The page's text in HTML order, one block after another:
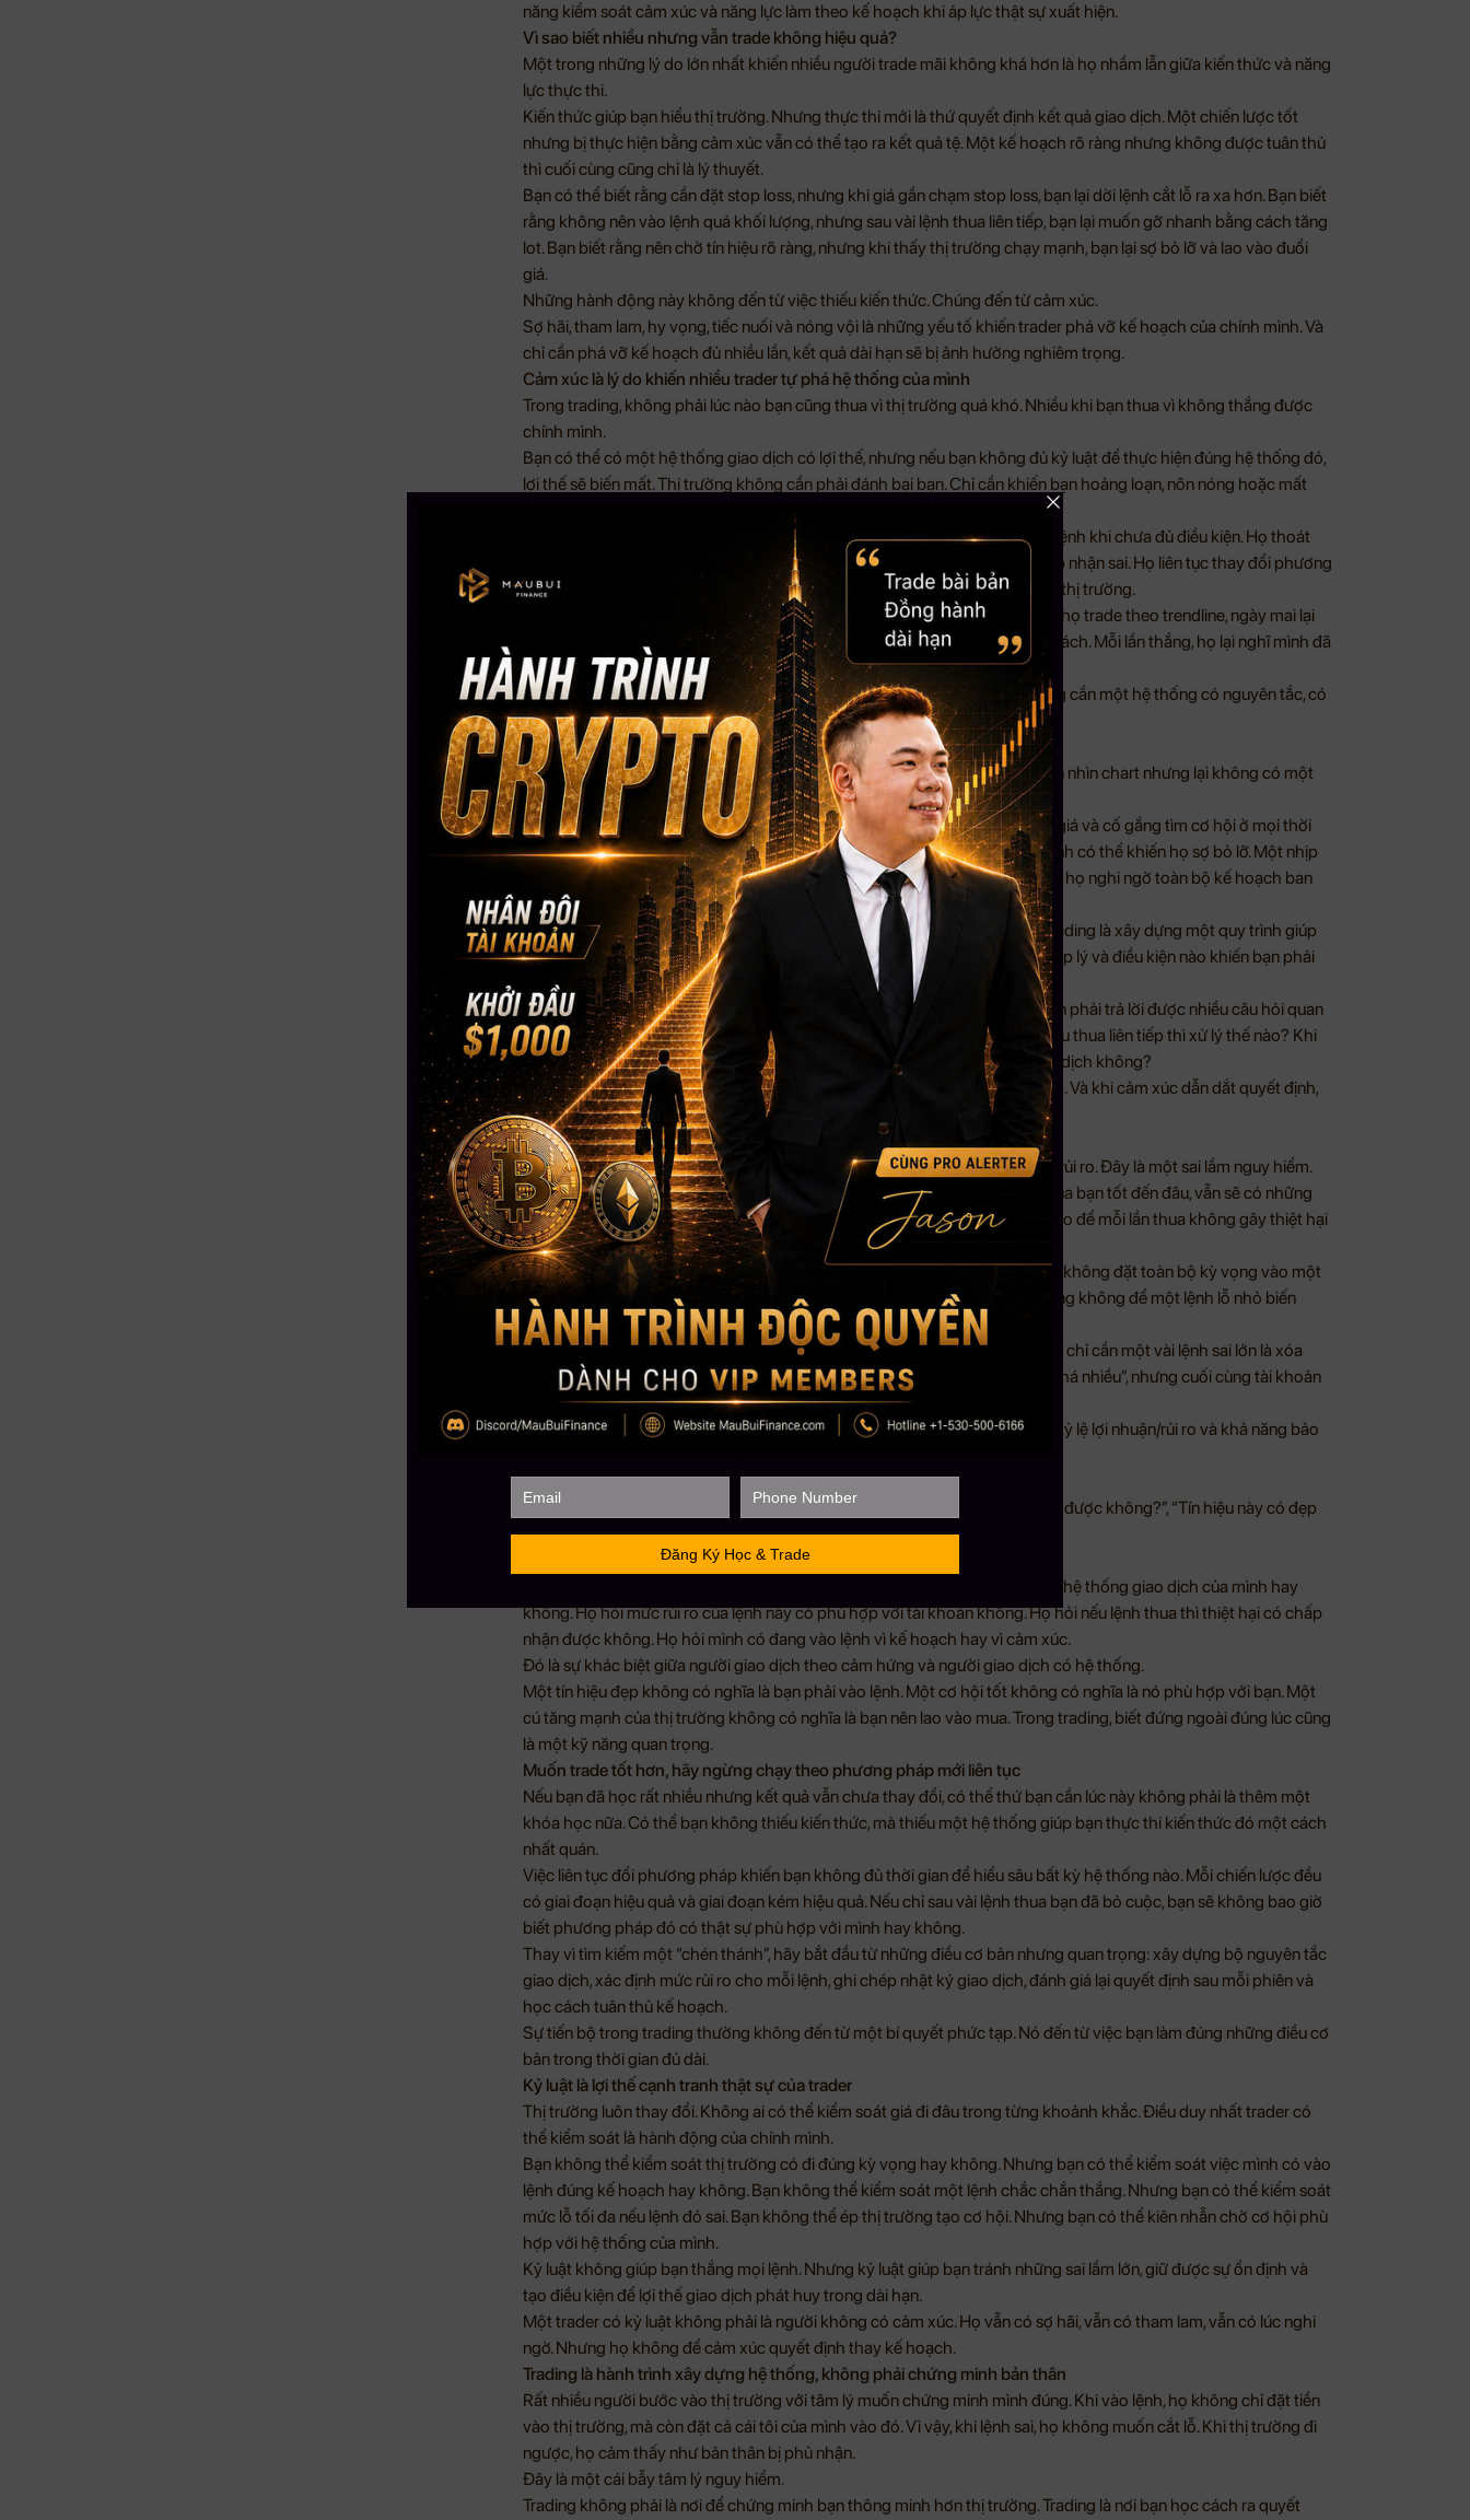
năng kiểm soát cảm xúc và năng lực làm theo kế hoạch khi áp lực thật sự xuất hiện.
Vì sao biết nhiều nhưng vẫn trade không hiệu quả?
Một trong những lý do lớn nhất khiến nhiều người trade mãi không khá hơn là họ nhầm lẫn giữa kiến thức và năng
lực thực thi.
Kiến thức giúp bạn hiểu thị trường. Nhưng thực thi mới là thứ quyết định kết quả giao dịch. Một chiến lược tốt
nhưng bị thực hiện bằng cảm xúc vẫn có thể tạo ra kết quả tệ. Một kế hoạch rõ ràng nhưng không được tuân thủ
thì cuối cùng cũng chỉ là lý thuyết.
Bạn có thể biết rằng cần đặt stop loss, nhưng khi giá gần chạm stop loss, bạn lại dời lệnh cắt lỗ ra xa hơn. Bạn biết
rằng không nên vào lệnh quá khối lượng, nhưng sau vài lệnh thua liên tiếp, bạn lại muốn gỡ nhanh bằng cách tăng
lot. Bạn biết rằng nên chờ tín hiệu rõ ràng, nhưng khi thấy thị trường chạy mạnh, bạn lại sợ bỏ lỡ và lao vào đuổi
giá.
Những hành động này không đến từ việc thiếu kiến thức. Chúng đến từ cảm xúc.
Sợ hãi, tham lam, hy vọng, tiếc nuối và nóng vội là những yếu tố khiến trader phá vỡ kế hoạch của chính mình. Và
chỉ cần phá vỡ kế hoạch đủ nhiều lần, kết quả dài hạn sẽ bị ảnh hưởng nghiêm trọng.
Cảm xúc là lý do khiến nhiều trader tự phá hệ thống của mình
Trong trading, không phải lúc nào bạn cũng thua vì thị trường quá khó. Nhiều khi bạn thua vì không thắng được
chính mình.
Bạn có thể có một hệ thống giao dịch có lợi thế, nhưng nếu bạn không đủ kỷ luật để thực hiện đúng hệ thống đó,
lợi thế sẽ biến mất. Thị trường không cần phải đánh bại bạn. Chỉ cần khiến bạn hoảng loạn, nôn nóng hoặc mất
Một trader thiếu kỷ luật thường có những biểu hiện rất quen thuộc. Họ vào lệnh khi chưa đủ điều kiện. Họ thoát
lệnh quá sớm khi vừa có chút lợi nhuận. Họ giữ lệnh lỗ quá lâu vì không chấp nhận sai. Họ liên tục thay đổi phương
pháp sau vài lần thua. Họ giao dịch quá nhiều vì cảm giác phải làm gì đó với thị trường.
Kết quả là họ không có dữ liệu ổn định để đánh giá phương pháp. Hôm nay họ trade theo trendline, ngày mai lại
theo indicator, hôm sau lại nghe tín hiệu từ cộng đồng. Mỗi lần thua, họ đổi cách. Mỗi lần thắng, họ lại nghĩ mình đã
tìm ra bí quyết.
Nhưng trading không vận hành bằng cảm giác hưng phấn nhất thời. Trading cần một hệ thống có nguyên tắc, có
quản trị rủi ro và có khả năng lặp lại.
Không có hệ thống, trader rất dễ bị cuốn theo thị trường
Một trong những sai lầm phổ biến của người mới là dành quá nhiều thời gian nhìn chart nhưng lại không có một
hệ thống giao dịch rõ ràng.
Họ mở biểu đồ liên tục, quan sát từng cây nến, đọc từng biến động nhỏ của giá và cố gắng tìm cơ hội ở mọi thời
điểm. Càng nhìn lâu, họ càng dễ bị cuốn vào cảm xúc. Một cây nến tăng mạnh có thể khiến họ sợ bỏ lỡ. Một nhịp
giảm bất ngờ có thể khiến họ hoảng loạn. Một cú hồi nhỏ cũng có thể khiến họ nghi ngờ toàn bộ kế hoạch ban
đầu.
Trading không phải là ngồi trước chart cả ngày để chứng minh mình giỏi. Trading là xây dựng một quy trình giúp
bạn biết khi nào nên giao dịch, khi nào nên đứng ngoài, rủi ro bao nhiêu là hợp lý và điều kiện nào khiến bạn phải
dừng lại.
Một hệ thống giao dịch tốt không chỉ trả lời câu hỏi “vào lệnh ở đâu”. Nó còn phải trả lời được nhiều câu hỏi quan
trọng hơn: Khi nào không nên vào lệnh? Mỗi lệnh được rủi ro bao nhiêu? Nếu thua liên tiếp thì xử lý thế nào? Khi
có lợi nhuận thì quản lý lệnh ra sao? Khi tâm lý không ổn thì có tiếp tục giao dịch không?
Nếu không có những nguyên tắc này, trader rất dễ hành động theo cảm xúc. Và khi cảm xúc dẫn dắt quyết định,
kết quả thường khó bền vững.
Một chiến lược tốt vẫn có thể thất bại nếu thiếu quản trị rủi ro
Nhiều người đi tìm chiến lược có tỷ lệ thắng cao, nhưng lại xem nhẹ quản trị rủi ro. Đây là một sai lầm nguy hiểm.
Trong trading, không có phương pháp nào thắng tuyệt đối. Dù chiến lược của bạn tốt đến đâu, vẫn sẽ có những
lệnh thua. Vấn đề không phải là làm sao để không bao giờ thua, mà là làm sao để mỗi lần thua không gây thiệt hại
quá lớn cho tài khoản.
Một trader có quản trị rủi ro tốt hiểu rằng bảo vệ vốn là ưu tiên hàng đầu. Họ không đặt toàn bộ kỳ vọng vào một
lệnh duy nhất. Họ không tăng khối lượng chỉ vì vừa thua và muốn gỡ. Họ cũng không để một lệnh lỗ nhỏ biến
thành khoản lỗ lớn chỉ vì không đủ dứt khoát.
Ngược lại, một trader thiếu quản trị rủi ro có thể thắng nhiều lệnh nhỏ nhưng chỉ cần một vài lệnh sai lớn là xóa
sạch thành quả. Đây là lý do nhiều người cảm thấy mình trade “cũng đúng khá nhiều”, nhưng cuối cùng tài khoản
vẫn không tăng.
Trading không chỉ cần tỷ lệ thắng. Trading cần sự cân bằng giữa tỷ lệ thắng, tỷ lệ lợi nhuận/rủi ro và khả năng bảo
Trader nghiêm túc không chỉ hỏi tín hiệu có tốt không
Người mới thường tập trung quá nhiều vào tín hiệu. Họ hỏi: “Kèo này có vào được không?”, “Tín hiệu này có đẹp
không?”, “Giá này mua hay bán?”
Nhưng trader nghiêm túc sẽ đặt những câu hỏi sâu hơn.
Họ không chỉ hỏi tín hiệu này có tốt không. Họ hỏi liệu tín hiệu này có thuộc hệ thống giao dịch của mình hay
không. Họ hỏi mức rủi ro của lệnh này có phù hợp với tài khoản không. Họ hỏi nếu lệnh thua thì thiệt hại có chấp
nhận được không. Họ hỏi mình có đang vào lệnh vì kế hoạch hay vì cảm xúc.
Đó là sự khác biệt giữa người giao dịch theo cảm hứng và người giao dịch có hệ thống.
Một tín hiệu đẹp không có nghĩa là bạn phải vào lệnh. Một cơ hội tốt không có nghĩa là nó phù hợp với bạn. Một
cú tăng mạnh của thị trường không có nghĩa là bạn nên lao vào mua. Trong trading, biết đứng ngoài đúng lúc cũng
là một kỹ năng quan trọng.
Muốn trade tốt hơn, hãy ngừng chạy theo phương pháp mới liên tục
Nếu bạn đã học rất nhiều nhưng kết quả vẫn chưa thay đổi, có thể thứ bạn cần lúc này không phải là thêm một
khóa học nữa. Có thể bạn không thiếu kiến thức, mà thiếu một hệ thống giúp bạn thực thi kiến thức đó một cách
nhất quán.
Việc liên tục đổi phương pháp khiến bạn không đủ thời gian để hiểu sâu bất kỳ hệ thống nào. Mỗi chiến lược đều
có giai đoạn hiệu quả và giai đoạn kém hiệu quả. Nếu chỉ sau vài lệnh thua bạn đã bỏ cuộc, bạn sẽ không bao giờ
biết phương pháp đó có thật sự phù hợp với mình hay không.
Thay vì tìm kiếm một “chén thánh”, hãy bắt đầu từ những điều cơ bản nhưng quan trọng: xây dựng bộ nguyên tắc
giao dịch, xác định mức rủi ro cho mỗi lệnh, ghi chép nhật ký giao dịch, đánh giá lại quyết định sau mỗi phiên và
học cách tuân thủ kế hoạch.
Sự tiến bộ trong trading thường không đến từ một bí quyết phức tạp. Nó đến từ việc bạn làm đúng những điều cơ
bản trong thời gian đủ dài.
Kỷ luật là lợi thế cạnh tranh thật sự của trader
Thị trường luôn thay đổi. Không ai có thể kiểm soát giá đi đâu trong từng khoảnh khắc. Điều duy nhất trader có
thể kiểm soát là hành động của chính mình.
Bạn không thể kiểm soát thị trường có đi đúng kỳ vọng hay không. Nhưng bạn có thể kiểm soát việc mình có vào
lệnh đúng kế hoạch hay không. Bạn không thể kiểm soát một lệnh chắc chắn thắng. Nhưng bạn có thể kiểm soát
mức lỗ tối đa nếu lệnh đó sai. Bạn không thể ép thị trường tạo cơ hội. Nhưng bạn có thể kiên nhẫn chờ cơ hội phù
hợp với hệ thống của mình.
Kỷ luật không giúp bạn thắng mọi lệnh. Nhưng kỷ luật giúp bạn tránh những sai lầm lớn, giữ được sự ổn định và
tạo điều kiện để lợi thế giao dịch phát huy trong dài hạn.
Một trader có kỷ luật không phải là người không có cảm xúc. Họ vẫn có sợ hãi, vẫn có tham lam, vẫn có lúc nghi
ngờ. Nhưng họ không để cảm xúc quyết định thay kế hoạch.
Trading là hành trình xây dựng hệ thống, không phải chứng minh bản thân
Rất nhiều người bước vào thị trường với tâm lý muốn chứng minh mình đúng. Khi vào lệnh, họ không chỉ đặt tiền
vào thị trường, mà còn đặt cả cái tôi của mình vào đó. Vì vậy, khi lệnh sai, họ không muốn cắt lỗ. Khi thị trường đi
ngược, họ cảm thấy như bản thân bị phủ nhận.
Đây là một cái bẫy tâm lý nguy hiểm.
Trading không phải là nơi để chứng minh bạn thông minh hơn thị trường. Trading là nơi bạn học cách ra quyết